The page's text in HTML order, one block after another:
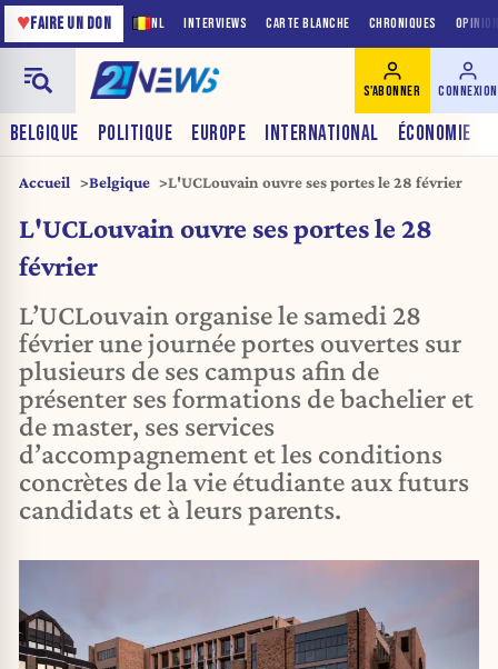
NL INTERVIEWS CARTE BLANCHE CHRONIQUES
♥FAIRE UN DON
BELGIQUE POLITIQUE EUROPE INTERNATIONAL ÉCONOMIE
S'ABONNER CONNEXION
Accueil Belgique L'UCLouvain ouvre ses portes le 28 février
L'UCLouvain ouvre ses portes le 28
février
L’UCLouvain organise le samedi 28
février une journée portes ouvertes sur
plusieurs de ses campus afin de
présenter ses formations de bachelier et
de master, ses services
d’accompagnement et les conditions
concrètes de la vie étudiante aux futurs
candidats et à leurs parents.